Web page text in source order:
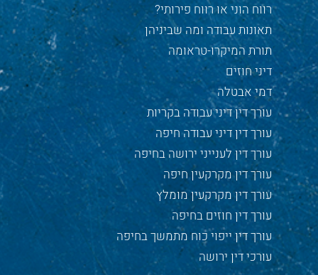
רווח הוני או רווח פירותי?
תאונות עבודה ומה שביניהן
תורת המיקרו-טראומה
דיני חוזים
דמי אבטלה
עורך דין דיני עבודה בקריות
עורך דין דיני עבודה חיפה
עורך דין לענייני ירושה בחיפה
עורך דין מקרקעין חיפה
עורך דין מקרקעין מומלץ
עורך דין חוזים בחיפה
עורך דין ייפוי כוח מתמשך בחיפה
עורכי דין ירושה